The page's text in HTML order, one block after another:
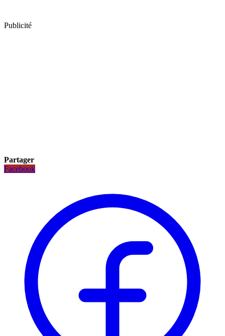
Publicité
Partager
Facebook